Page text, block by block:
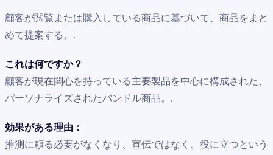
顧客が閲覧または購入している商品に基づいて、商品をまと
めて提案する。.
これは何ですか？
顧客が現在関心を持っている主要製品を中心に構成された、
パーソナライズされたバンドル商品。.
効果がある理由：
推測に頼る必要がなくなり、宣伝ではなく、役に立つという